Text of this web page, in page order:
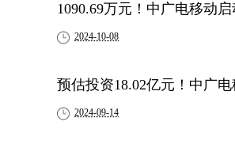
1090.69万元！中广电移动
2024-10-08
预估投资18.02亿元！中广
2024-09-14